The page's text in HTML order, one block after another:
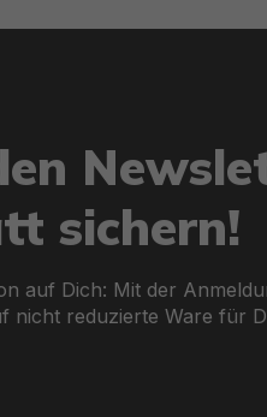
sichern!
auf Dich: Mit der
nicht reduzierte Ware für